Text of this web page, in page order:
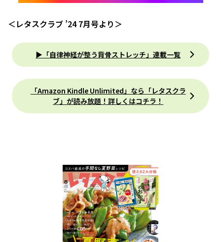
＜レタスクラブ ’24 7月号より＞
▶「自律神経が整う背骨ストレッチ」連載一覧
「Amazon Kindle Unlimited」なら「レタスクラ
ブ」が読み放題！詳しくはコチラ！